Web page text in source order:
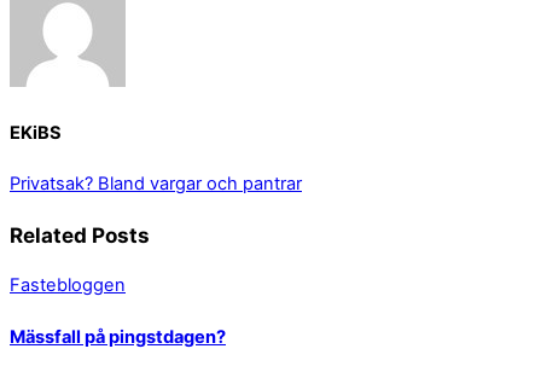
EKiBS
Privatsak? Bland vargar och pantrar
Related Posts
Fastebloggen
Mässfall på pingstdagen?